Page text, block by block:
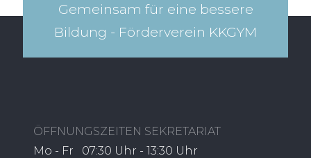
Gemeinsam für eine bessere
Bildung - Förderverein KKGYM​
ÖFFNUNGSZEITEN SEKRETARIAT
Mo - Fr 07:30 Uhr - 13:30 Uhr